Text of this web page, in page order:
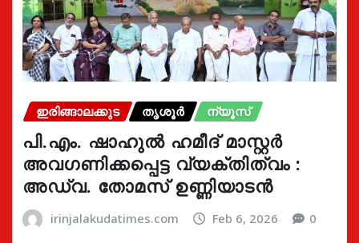
ഇരിങ്ങാലക്കുട തൃശൂർ ന്യൂസ്
പി.എം. ഷാഹുൽ ഹമീദ് മാസ്റ്റർ
അവഗണിക്കപ്പെട്ട വ്യക്തിത്വം :
അഡ്വ. തോമസ് ഉണ്ണിയാടൻ
irinjalakudatimes.com Feb 6, 2026 0